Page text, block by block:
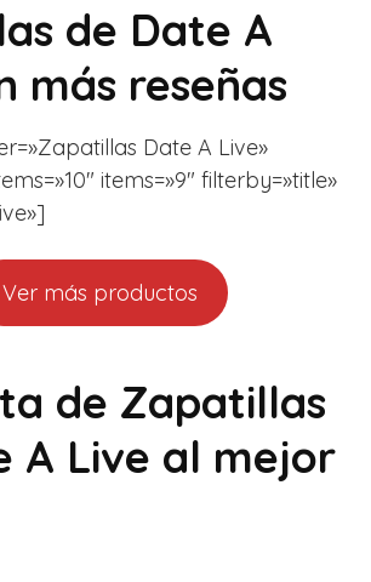
de Date A
más reseñas
Date A Live»
items=»9″ filterby=»title»
Ver más productos
de Zapatillas
A Live al mejor